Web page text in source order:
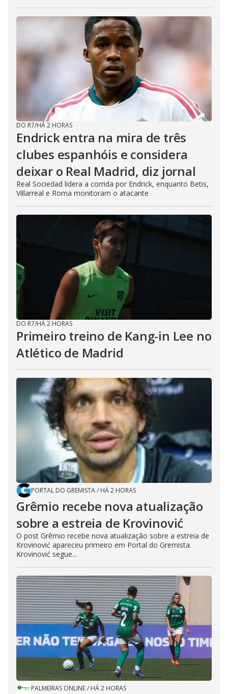
DO R7/HÁ 2 HORAS
Endrick entra na mira de três
clubes espanhóis e considera
deixar o Real Madrid, diz jornal
Real Sociedad lidera a corrida por Endrick, enquanto Betis,
Villarreal e Roma monitoram o atacante
DO R7/HÁ 2 HORAS
Primeiro treino de Kang-in Lee no
Atlético de Madrid
PORTAL DO GREMISTA/ HÁ 2 HORAS
Grêmio recebe nova atualização
sobre a estreia de Krovinović
O post Grêmio recebe nova atualização sobre a estreia de
Krovinović apareceu primeiro em Portal do Gremista.
Krovinović segue...
PALMEIRAS ONLINE/ HÁ 2 HORAS